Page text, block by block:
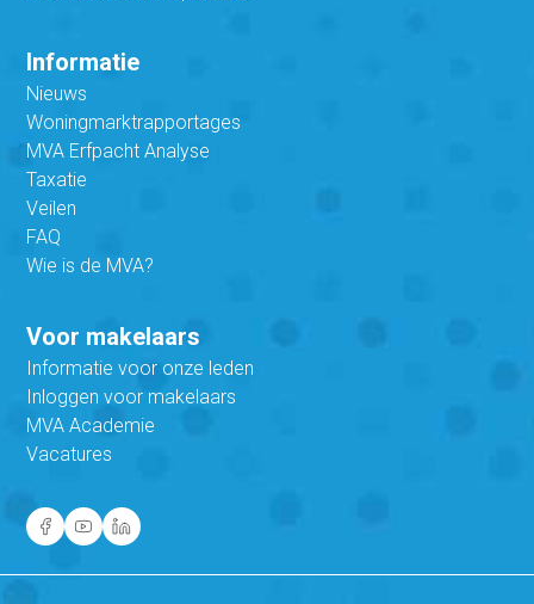
Informatie
Nieuws
Woningmarktrapportages
MVA Erfpacht Analyse
Taxatie
Veilen
FAQ
Wie is de MVA?
Voor makelaars
Informatie voor onze leden
Inloggen voor makelaars
MVA Academie
Vacatures